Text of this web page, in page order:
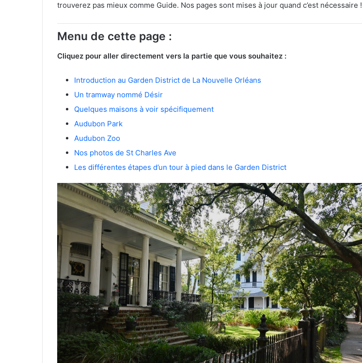
trouverez pas mieux comme Guide. Nos pages sont mises à jour quand c’est nécessaire !
Menu de cette page :
Cliquez pour aller directement vers la partie que vous souhaitez :
Introduction au Garden District de La Nouvelle Orléans
Un tramway nommé Désir
Quelques maisons à voir spécifiquement
Audubon Park
Audubon Zoo
Nos photos de St Charles Ave
Les différentes étapes d’un tour à pied dans le Garden District